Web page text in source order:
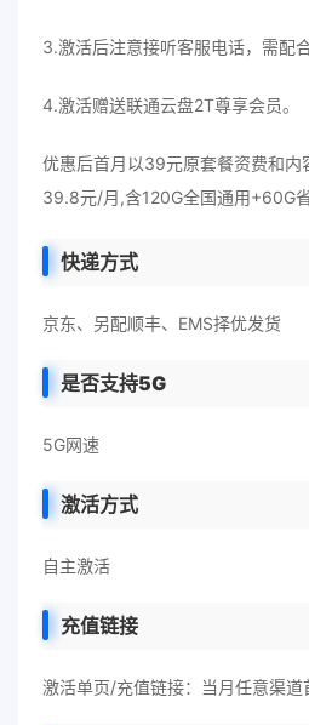
3.激活后注意接听客服电话，需配
4.激活赠送联通云盘2T尊享会员。
优惠后首月以39元原套餐资费和内
39.8元/月,含120G全国通用+60G
快递方式
京东、另配顺丰、EMS择优发货
是否支持5G
5G网速
激活方式
自主激活
充值链接
激活单页/充值链接：当月任意渠